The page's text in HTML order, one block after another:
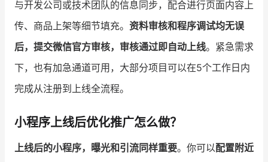
与开发公司或技术团队的信息同步，配合进行页面内容上
传、商品上架等细节填充。 资料审核和程序调试均无误
后，提交微信官方审核，审核通过即自动上线。紧急需求
下，也有加急通道可用，大部分项目可以在5个工作日内
完成从注册到上线全流程。
小程序上线后优化推广怎么做？
上线后的小程序，曝光和引流同样重要。你可以配置附近